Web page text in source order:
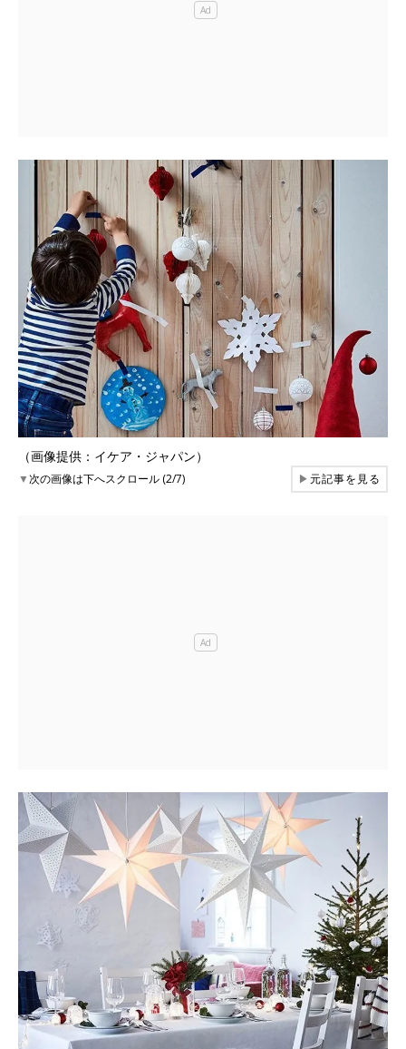
（画像提供：イケア・ジャパン）
▼次の画像は下へスクロール (2/7) ▶元記事を見る